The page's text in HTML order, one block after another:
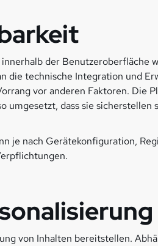
der
technische Integration und
vor anderen Faktoren.
dass sie
je nach Gerätekonfiguration,
von Inhalten bereitstellen.